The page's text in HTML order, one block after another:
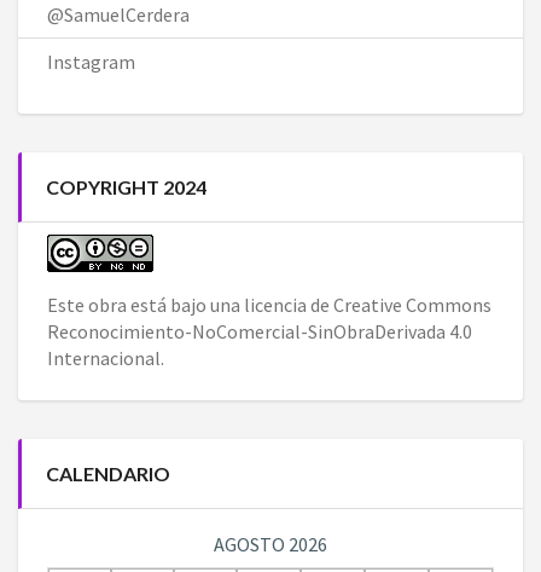
@SamuelCerdera
Instagram
COPYRIGHT 2024
Este obra está bajo una licencia de Creative Commons
Reconocimiento-NoComercial-SinObraDerivada 4.0
Internacional.
CALENDARIO
AGOSTO 2026